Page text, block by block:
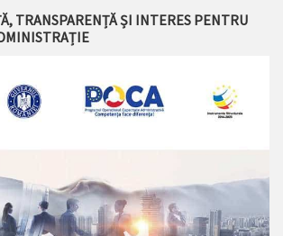
TRANSPARENȚĂ ȘI INTERES PENTRU